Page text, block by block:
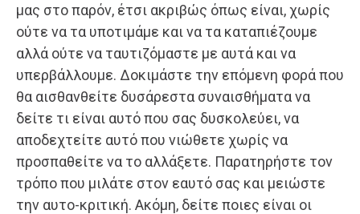
μας στο παρόν, έτσι ακριβώς όπως είναι, χωρίς
ούτε να τα υποτιμάμε και να τα καταπιέζουμε
αλλά ούτε να ταυτιζόμαστε με αυτά και να
υπερβάλλουμε. Δοκιμάστε την επόμενη φορά που
θα αισθανθείτε δυσάρεστα συναισθήματα να
δείτε τι είναι αυτό που σας δυσκολεύει, να
αποδεχτείτε αυτό που νιώθετε χωρίς να
προσπαθείτε να το αλλάξετε. Παρατηρήστε τον
τρόπο που μιλάτε στον εαυτό σας και μειώστε
την αυτο-κριτική. Ακόμη, δείτε ποιες είναι οι